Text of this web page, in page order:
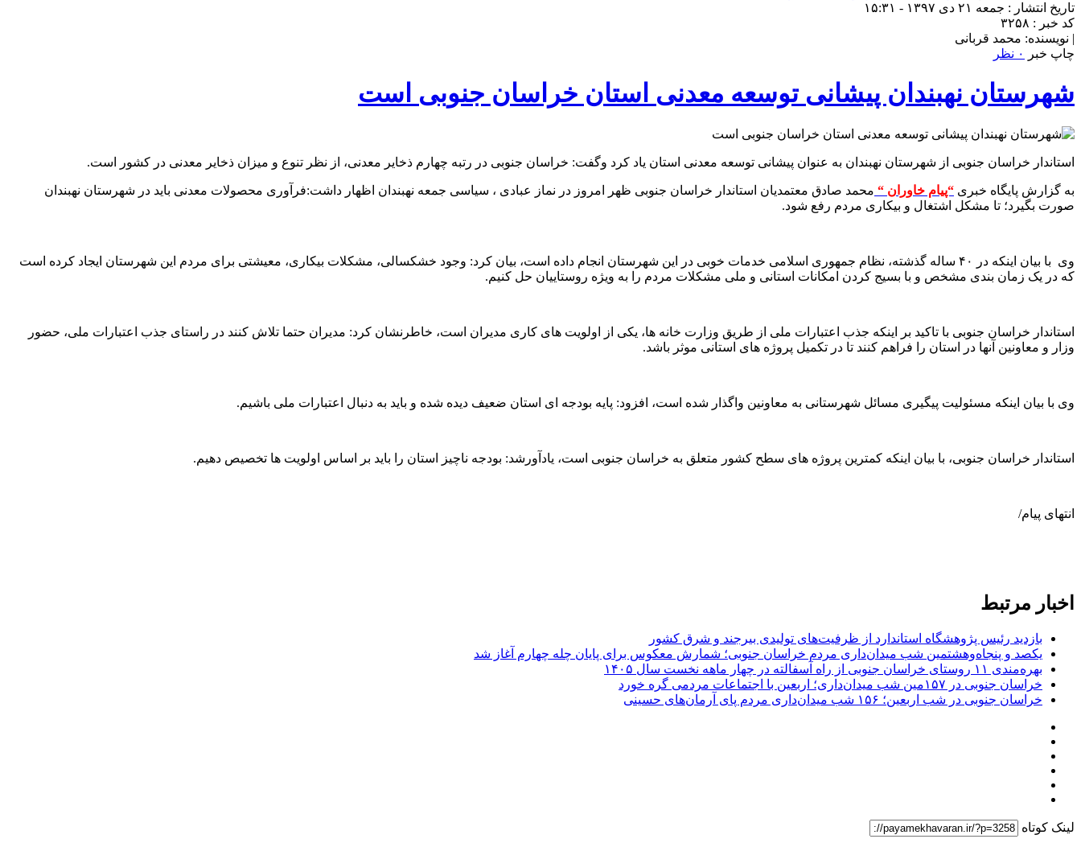
تاریخ انتشار : جمعه ۲۱ دی ۱۳۹۷ - ۱۵:۳۱
کد خبر : ۳۲۵۸
| نویسنده: محمد قربانی
چاپ خبر
۰ نظر
شهرستان نهبندان پیشانی توسعه معدنی استان خراسان جنوبی است
استاندار خراسان جنوبی از شهرستان نهبندان به عنوان پیشانی توسعه معدنی استان یاد کرد وگفت: خراسان جنوبی در رتبه چهارم ذخایر معدنی، از نظر تنوع و میزان ذخایر معدنی در کشور است.
به گزارش پایگاه خبری “پیام خاوران “ محمد صادق معتمدیان استاندار خراسان جنوبی ظهر امروز در نماز عبادی ، سیاسی جمعه نهبندان اظهار داشت:فرآوری محصولات معدنی باید در شهرستان نهبندان
صورت بگیرد؛ تا مشکل اشتغال و بیکاری مردم رفع شود.
وی با بیان اینکه در ۴۰ ساله گذشته، نظام جمهوری اسلامی خدمات خوبی در این شهرستان انجام داده است، بیان کرد: وجود خشکسالی، مشکلات بیکاری، معیشتی برای مردم این شهرستان ایجاد کرده است
که در یک زمان بندی مشخص و با بسیج کردن امکانات استانی و ملی مشکلات مردم را به ویژه روستاییان حل کنیم.
استاندار خراسان جنوبی با تاکید بر اینکه جذب اعتبارات ملی از طریق وزارت خانه ها، یکی از اولویت های کاری مدیران است، خاطرنشان کرد: مدیران حتما تلاش کنند در راستای جذب اعتبارات ملی، حضور
وزار و معاونین آنها در استان را فراهم کنند تا در تکمیل پروژه های استانی موثر باشد.
وی با بیان اینکه مسئولیت پیگیری مسائل شهرستانی به معاونین واگذار شده است، افزود: پایه بودجه ای استان ضعیف دیده شده و باید به دنبال اعتبارات ملی باشیم.
استاندار خراسان جنوبی، با بیان اینکه کمترین پروژه های سطح کشور متعلق به خراسان جنوبی است، یادآورشد: بودجه ناچیز استان را باید بر اساس اولویت ها تخصیص دهیم.
انتهای پیام/
اخبار مرتبط
بازدید رئیس پژوهشگاه استاندارد از ظرفیت‌های تولیدی بیرجند و شرق کشور
یکصد و پنجاه‌وهشتمین شب میدان‌داری مردم خراسان جنوبی؛ شمارش معکوس برای پایان چله چهارم آغاز شد
بهره‌مندی ۱۱ روستای خراسان جنوبی از راه آسفالته در چهار ماهه نخست سال ۱۴۰۵
خراسان جنوبی در ۱۵۷مین شب میدان‌داری؛ اربعین با اجتماعات مردمی گره خورد
خراسان جنوبی در شب اربعین؛ ۱۵۶ شب میدان‌داری مردم پای آرمان‌های حسینی
لینک کوتاه